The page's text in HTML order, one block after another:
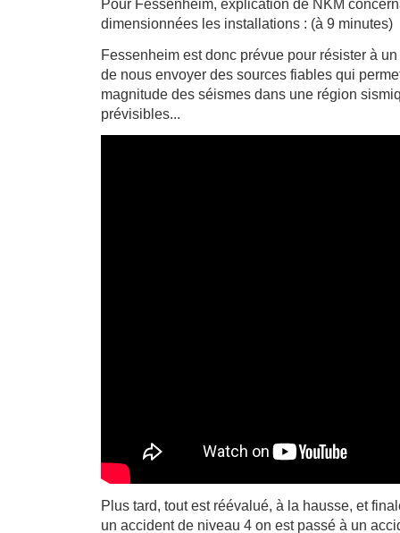
Pour Fessenheim, explication de NKM
dimensionnées les installations : (à 9 minutes)
Fessenheim est donc prévue pour résister à
de nous envoyer des sources fiables qui
magnitude des séismes dans une région
prévisibles...
Plus tard, tout est réévalué, à la hausse, et
un accident de niveau 4 on est passé à un